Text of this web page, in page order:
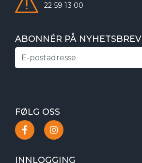
22 59 13 00
ABONNÉR PÅ NYHETSBREV
FØLG OSS
INNLOGGING